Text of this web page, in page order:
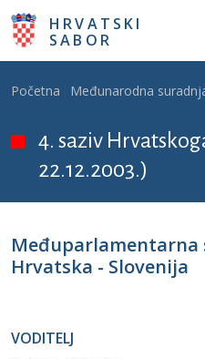
Skoči na glavni sadržaj
HRVATSKI
SABOR
Breadcrumb
Početna Međunarodna
4. saziv
22.12.2003.)
Hrvatska - Slovenija
VODITELJ